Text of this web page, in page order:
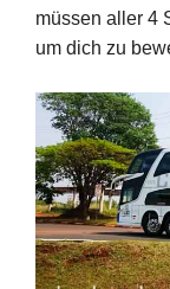
müssen aller 4
um dich zu